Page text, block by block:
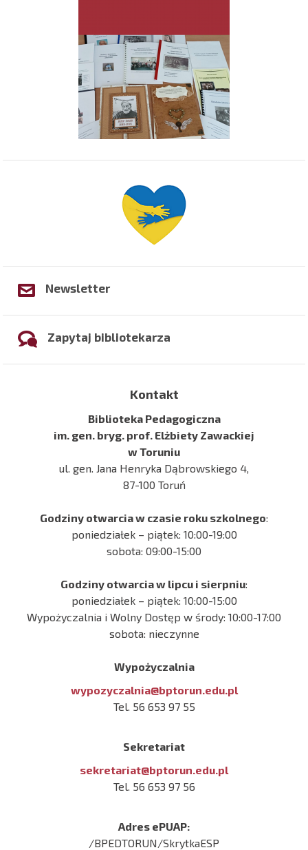
Newsletter
Zapytaj bibliotekarza
Kontakt
Biblioteka Pedagogiczna
im. gen. bryg. prof. Elżbiety Zawackiej
w Toruniu
ul. gen. Jana Henryka Dąbrowskiego 4,
87-100 Toruń
Godziny otwarcia w czasie roku szkolnego:
poniedziałek – piątek: 10:00-19:00
sobota: 09:00-15:00
Godziny otwarcia w lipcu i sierpniu:
poniedziałek – piątek: 10:00-15:00
Wypożyczalnia i Wolny Dostęp w środy: 10:00-17:00
sobota: nieczynne
Wypożyczalnia
wypozyczalnia@bptorun.edu.pl
Tel. 56 653 97 55
Sekretariat
sekretariat@bptorun.edu.pl
Tel. 56 653 97 56
Adres ePUAP:
/BPEDTORUN/SkrytkaESP